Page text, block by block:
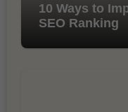
10 Ways to
SEO Ranking